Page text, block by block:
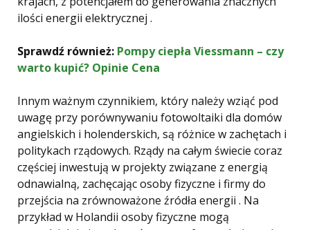
ilości energii elektrycznej .
Sprawdź również: Pompy ciepła Viessmann – czy
warto kupić? Opinie Cena
Innym ważnym czynnikiem, który należy wziąć pod
uwagę przy porównywaniu fotowoltaiki dla domów
angielskich i holenderskich, są różnice w zachętach i
politykach rządowych. Rządy na całym świecie coraz
częściej inwestują w projekty związane z energią
odnawialną, zachęcając osoby fizyczne i firmy do
przejścia na zrównoważone źródła energii . Na
przykład w Holandii osoby fizyczne mogą